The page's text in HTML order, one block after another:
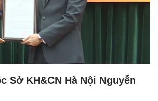
Sở KH&CN Hà Nội Nguyễn